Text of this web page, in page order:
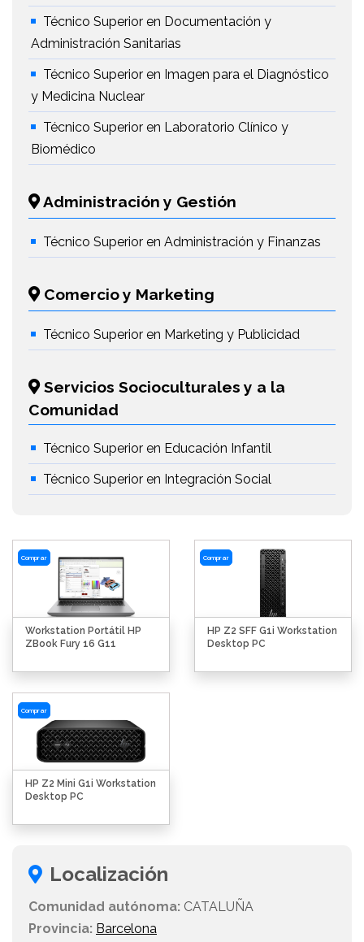
Técnico Superior en Documentación y
Administración Sanitarias
Técnico Superior en Imagen para el Diagnóstico
y Medicina Nuclear
Técnico Superior en Laboratorio Clínico y
Biomédico
Administración y Gestión
Técnico Superior en Administración y Finanzas
Comercio y Marketing
Técnico Superior en Marketing y Publicidad
Servicios Socioculturales y a la
Comunidad
Técnico Superior en Educación Infantil
Técnico Superior en Integración Social
Comprar
Workstation Portátil HP
ZBook Fury 16 G11
Comprar
HP Z2 SFF G1i Workstation
Desktop PC
Comprar
HP Z2 Mini G1i Workstation
Desktop PC
Localización
Comunidad autónoma: CATALUÑA
Provincia: Barcelona